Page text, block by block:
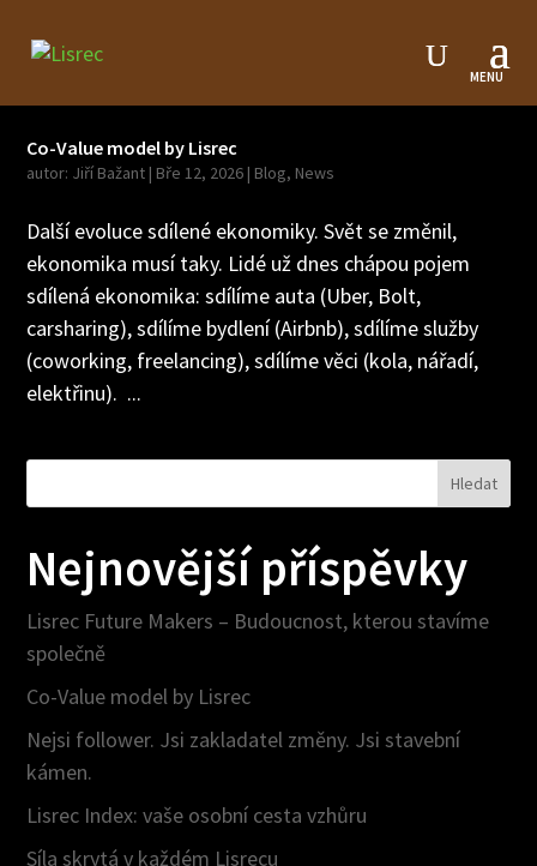
Co-Value model by Lisrec
autor: Jiří Bažant | Bře 12, 2026 | Blog, News
Další evoluce sdílené ekonomiky. Svět se změnil,
ekonomika musí taky. Lidé už dnes chápou pojem
sdílená ekonomika: sdílíme auta (Uber, Bolt,
carsharing), sdílíme bydlení (Airbnb), sdílíme služby
(coworking, freelancing), sdílíme věci (kola, nářadí,
elektřinu). ...
Hledat
Nejnovější příspěvky
Lisrec Future Makers – Budoucnost, kterou stavíme
společně
Co-Value model by Lisrec
Nejsi follower. Jsi zakladatel změny. Jsi stavební
kámen.
Lisrec Index: vaše osobní cesta vzhůru
Síla skrytá v každém Lisrecu